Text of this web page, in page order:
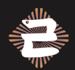
Zum
Inhalt
springen